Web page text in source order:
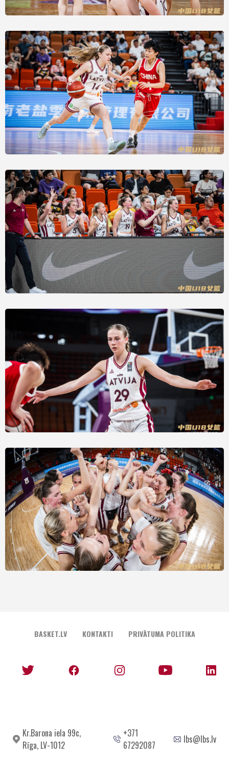
BASKET.LV KONTAKTI PRIVĀTUMA POLITIKA
Kr.Barona iela 99c,
Rīga, LV-1012
+371
67292087
lbs@lbs.lv